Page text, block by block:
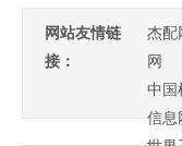
网站友情链
接：
杰配
网
中国
信息